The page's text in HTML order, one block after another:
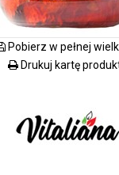
Pobierz w pełnej
Drukuj kartę